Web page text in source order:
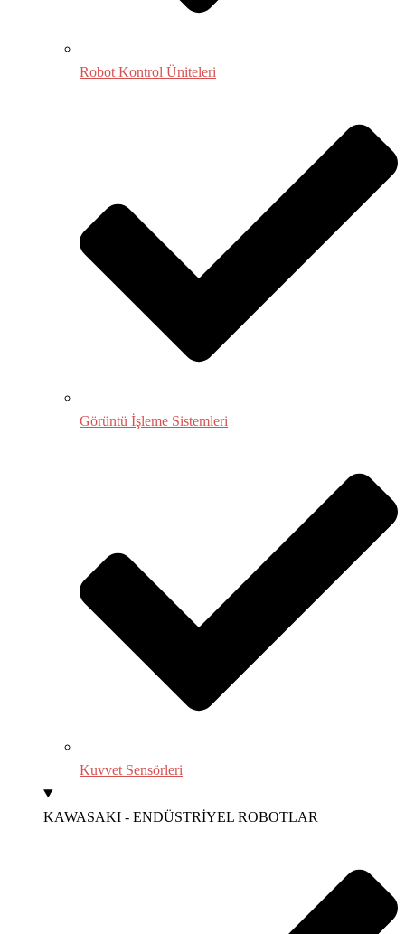
Robot Kontrol Üniteleri
Görüntü İşleme Sistemleri
Kuvvet Sensörleri
KAWASAKI - ENDÜSTRİYEL ROBOTLAR